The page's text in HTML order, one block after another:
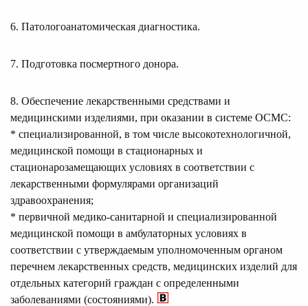
6. Патологоанатомическая диагностика.
7. Подготовка посмертного донора.
8. Обеспечение лекарственными средствами и
медицинскими изделиями, при оказании в системе ОСМС:
* специализированной, в том числе высокотехнологичной,
медицинской помощи в стационарных и
стационарозамещающих условиях в соответствии с
лекарственными формулярами организаций
здравоохранения;
* первичной медико-санитарной и специализированной
медицинской помощи в амбулаторных условиях в
соответствии с утверждаемым уполномоченным органом
перечнем лекарственных средств, медицинских изделий для
отдельных категорий граждан с определенными
заболеваниями (состояниями).